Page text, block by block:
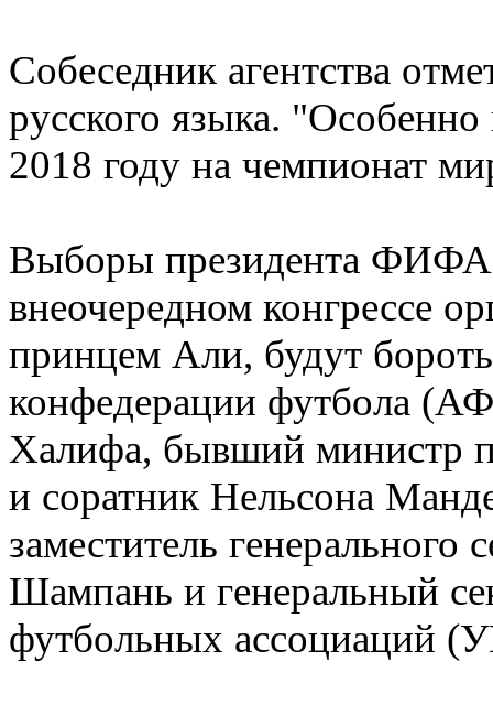
Собеседник агентства
русского языка.
2018 году на чемпионат
Выборы президента ФИФА
внеочередном конгрессе
принцем Али, будут
конфедерации футбола
Халифа, бывший министр
и соратник Нельсона
заместитель
Шампань и генеральный
футбольных ассоциаций